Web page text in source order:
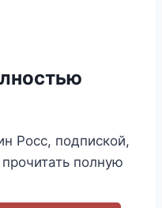
Росс, подпиской,
полную